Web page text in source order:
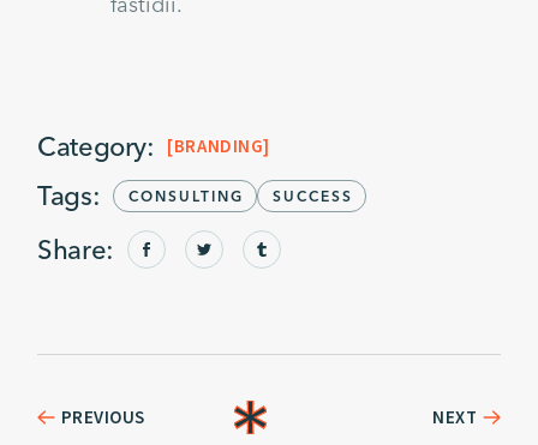
Category: BRANDING
Tags: CONSULTING SUCCESS
Share:
PREVIOUS NEXT